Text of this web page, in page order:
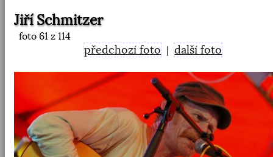
Jiří Schmitzer
foto 61 z 114
předchozí foto |další foto